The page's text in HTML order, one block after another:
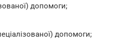
допомоги;
допомоги;